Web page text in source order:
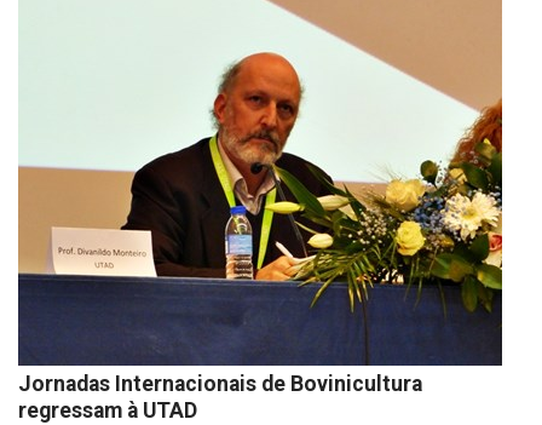
Jornadas Internacionais de Bovinicultura
regressam à UTAD